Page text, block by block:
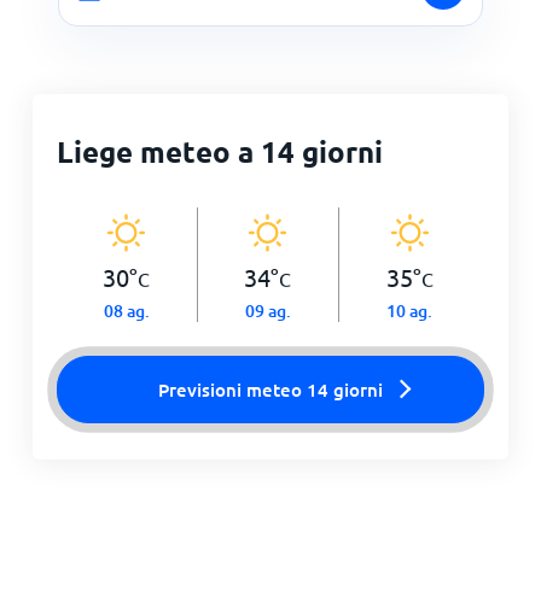
Liege meteo a 14 giorni
30°C
08 ag.
34°C
09 ag.
35°C
10 ag.
Previsioni meteo 14 giorni